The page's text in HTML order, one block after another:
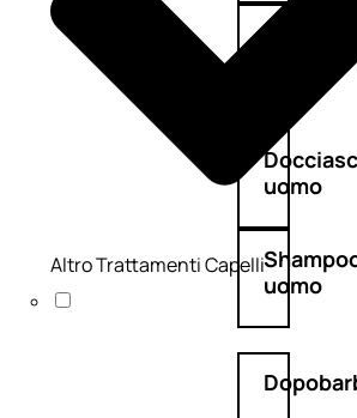
uomo
uomo
Altro Trattamenti Capelli